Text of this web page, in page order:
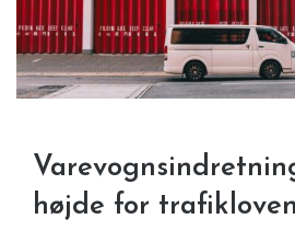
højde for trafikloven